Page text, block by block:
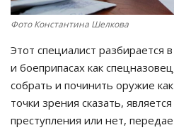
OFFICIAL
Курултай
Язык
Қазақша Русский
Фото Константина Шелкова
Этот специалист разбирается
и боеприпасах как
собрать и починить оружие
точки зрения сказать,
преступления или нет,